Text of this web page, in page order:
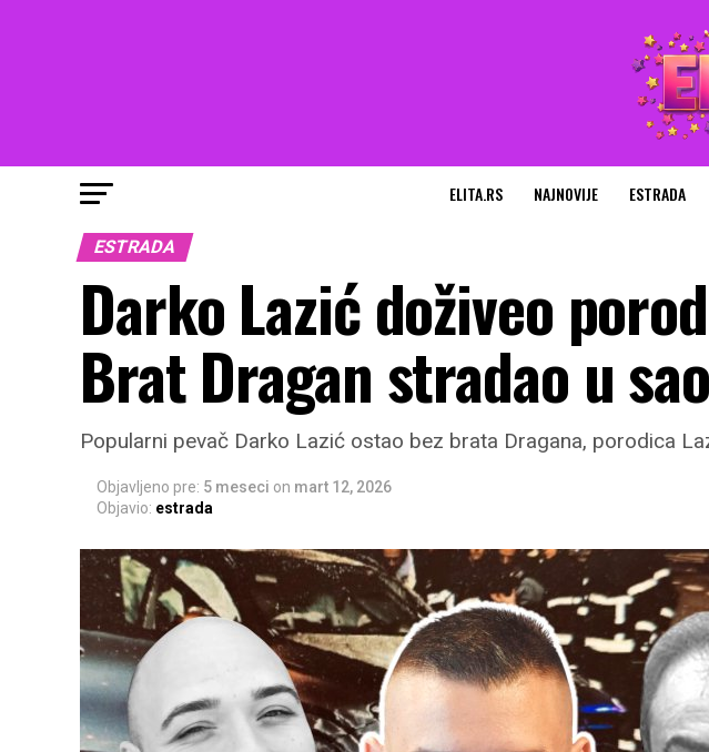
ELITA.RS NAJNOVIJE ESTRADA
ESTRADA
Darko Lazić doživeo
Brat Dragan stradao u
Popularni pevač Darko Lazić ostao bez brata Dragana, porodica
Objavljeno pre: 5 meseci on mart 12, 2026
Objavio: estrada